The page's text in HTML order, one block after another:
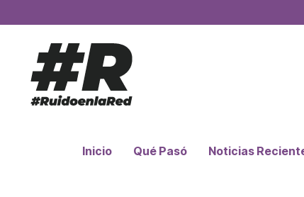
Inicio Qué Pasó Noticias